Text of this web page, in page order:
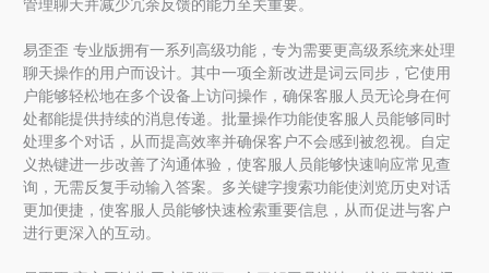
管理聊天并减少冗余反馈的能力至关重要。
易歪歪 专业版拥有一系列高级功能，专为需要更高级系统来处理
聊天操作的用户而设计。其中一项全新改进是词云同步，它使用
户能够轻松地在多个设备上访问操作，确保客服人员无论身在何
处都能提供持续的消息传递。批量操作功能使客服人员能够同时
处理多个对话，从而提高效率并确保客户不会感到被忽视。自定
义热键进一步改善了沟通体验，使客服人员能够快速响应常见查
询，无需反复手动输入答案。多关键字搜索功能使浏览历史对话
更加便捷，使客服人员能够快速检索重要信息，从而促进与客户
进行更深入的互动。